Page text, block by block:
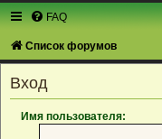
FAQ
Список форумов
Вход
Имя пользователя: